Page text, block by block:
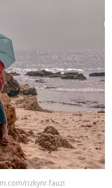
rizkynr.fauzi